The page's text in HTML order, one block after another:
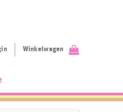
Winkelwagen